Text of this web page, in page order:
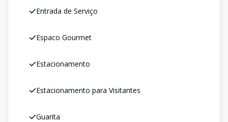
Entrada de Serviço
Espaco Gourmet
Estacionamento
Estacionamento para Visitantes
Guarita